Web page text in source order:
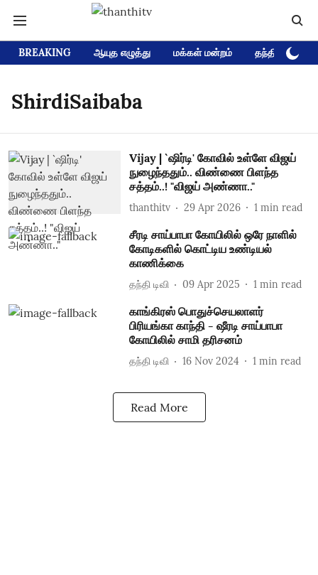
BREAKING ஆயுத எழுத்து மக்கள் மன்றம் தந்தி டிவி
ShirdiSaibaba
Vijay | `ஷிர்டி' கோவில் உள்ளே விஜய்
நுழைந்ததும்.. விண்ணை பிளந்த
சத்தம்..! "விஜய் அண்ணா.."
thanthitv 29 Apr 2026 1 min read
சீரடி சாய்பாபா கோயிலில் ஒரே நாளில்
கோடிகளில் கொட்டிய உண்டியல்
காணிக்கை
தந்தி டிவி 09 Apr 2025 1 min read
காங்கிரஸ் பொதுச்செயலாளர்
பிரியங்கா காந்தி - ஷீரடி சாய்பாபா
கோயிலில் சாமி தரிசனம்
தந்தி டிவி 16 Nov 2024 1 min read
Read More